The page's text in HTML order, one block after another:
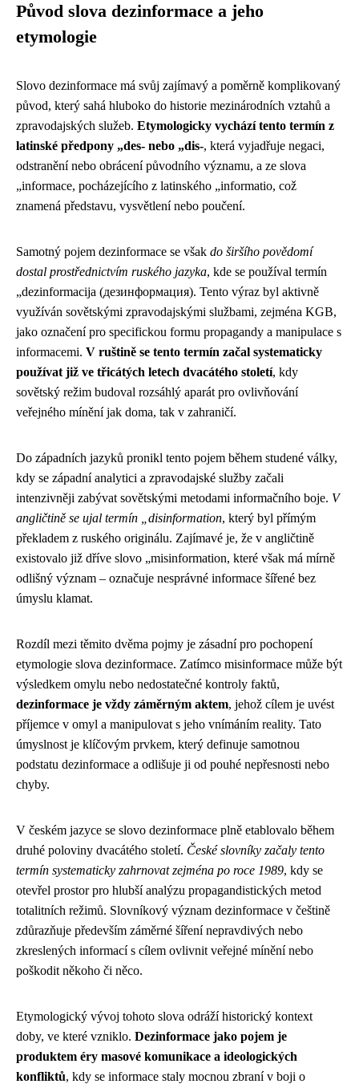
Původ slova dezinformace a jeho
etymologie
Slovo dezinformace má svůj zajímavý a poměrně komplikovaný
původ, který sahá hluboko do historie mezinárodních vztahů a
zpravodajských služeb. Etymologicky vychází tento termín z
latinské předpony „des- nebo „dis-, která vyjadřuje negaci,
odstranění nebo obrácení původního významu, a ze slova
„informace, pocházejícího z latinského „informatio, což
znamená představu, vysvětlení nebo poučení.
Samotný pojem dezinformace se však do širšího povědomí
dostal prostřednictvím ruského jazyka, kde se používal termín
„dezinformacija (дезинформация). Tento výraz byl aktivně
využíván sovětskými zpravodajskými službami, zejména KGB,
jako označení pro specifickou formu propagandy a manipulace s
informacemi. V ruštině se tento termín začal systematicky
používat již ve třicátých letech dvacátého století, kdy
sovětský režim budoval rozsáhlý aparát pro ovlivňování
veřejného mínění jak doma, tak v zahraničí.
Do západních jazyků pronikl tento pojem během studené války,
kdy se západní analytici a zpravodajské služby začali
intenzivněji zabývat sovětskými metodami informačního boje. V
angličtině se ujal termín „disinformation, který byl přímým
překladem z ruského originálu. Zajímavé je, že v angličtině
existovalo již dříve slovo „misinformation, které však má mírně
odlišný význam – označuje nesprávné informace šířené bez
úmyslu klamat.
Rozdíl mezi těmito dvěma pojmy je zásadní pro pochopení
etymologie slova dezinformace. Zatímco misinformace může být
výsledkem omylu nebo nedostatečné kontroly faktů,
dezinformace je vždy záměrným aktem, jehož cílem je uvést
příjemce v omyl a manipulovat s jeho vnímáním reality. Tato
úmyslnost je klíčovým prvkem, který definuje samotnou
podstatu dezinformace a odlišuje ji od pouhé nepřesnosti nebo
chyby.
V českém jazyce se slovo dezinformace plně etablovalo během
druhé poloviny dvacátého století. České slovníky začaly tento
termín systematicky zahrnovat zejména po roce 1989, kdy se
otevřel prostor pro hlubší analýzu propagandistických metod
totalitních režimů. Slovníkový význam dezinformace v češtině
zdůrazňuje především záměrné šíření nepravdivých nebo
zkreslených informací s cílem ovlivnit veřejné mínění nebo
poškodit někoho či něco.
Etymologický vývoj tohoto slova odráží historický kontext
doby, ve které vzniklo. Dezinformace jako pojem je
produktem éry masové komunikace a ideologických
konfliktů, kdy se informace staly mocnou zbraní v boji o